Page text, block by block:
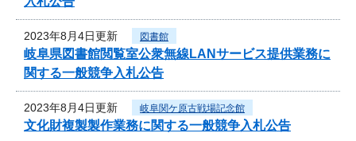
2023年8月4日更新 図書館
岐阜県図書館閲覧室公衆無線LANサービス提供業務に
関する一般競争入札公告
2023年8月4日更新 岐阜関ケ原古戦場記念館
文化財複製製作業務に関する一般競争入札公告